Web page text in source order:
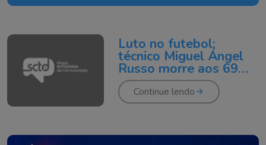
Russo
Luto no futebol:
técnico Miguel Ángel
Russo morre aos 69
anos
Continue lendo